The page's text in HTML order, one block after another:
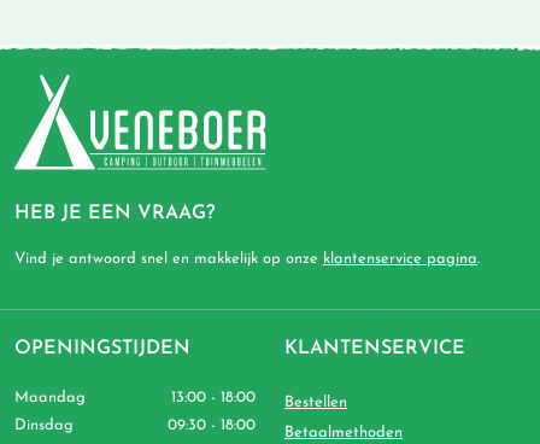
HEB JE EEN VRAAG?
Vind je antwoord snel en makkelijk op onze klantenservice pagina.
OPENINGSTIJDEN
Maandag
13:00 - 18:00
Dinsdag
09:30 - 18:00
KLANTENSERVICE
Bestellen
Betaalmethoden